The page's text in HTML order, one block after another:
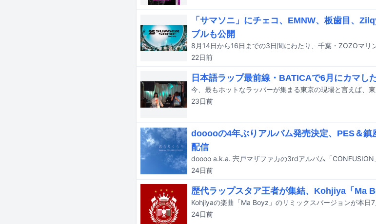
「サマソニ」にチェコ、EMNW、板歯目、
ブルも公開
22日前
日本語ラップ最前線・BATICAで6月にカマし
23日前
dooooの4年ぶりアルバム発売決定、PES＆鎮
配信
24日前
歴代ラップスタア王者が集結、Kohjiya「Ma
Kohjiyaの楽曲「Ma Boyz」のリミックスバージョンが本日7
24日前